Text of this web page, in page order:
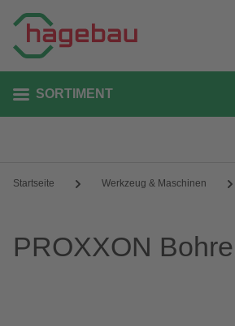
SORTIMENT
Startseite Werkzeug & Maschinen
PROXXON